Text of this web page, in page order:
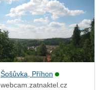
Šošůvka, Příhon
webcam.zatnaktel.cz